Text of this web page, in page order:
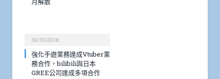
30/10/2018
強化手遊業務達成Vtuber業
務合作，bilibili與日本
GREE公司達成多項合作